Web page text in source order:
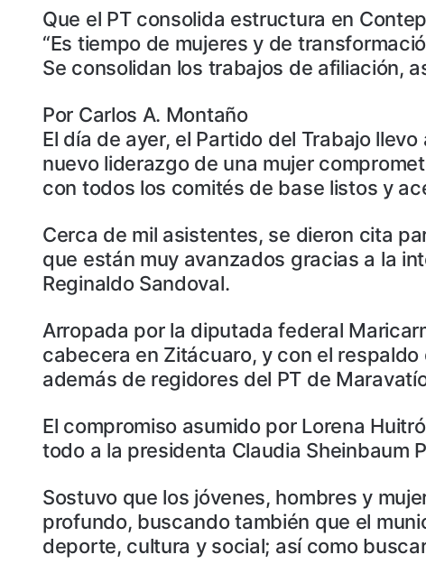
Que el PT consolida estructura en
“Es tiempo de mujeres y de
Se consolidan los trabajos de afiliación,
Por Carlos A. Montaño
El día de ayer, el Partido del Trabajo
nuevo liderazgo de una mujer
con todos los comités de base listos y
Cerca de mil asistentes, se dieron cita
que están muy avanzados gracias a la
Reginaldo Sandoval.
Arropada por la diputada federal
cabecera en Zitácuaro, y con el
además de regidores del PT de
El compromiso asumido por Lorena
todo a la presidenta Claudia Sheinbaum
Sostuvo que los jóvenes, hombres y
profundo, buscando también que el
deporte, cultura y social; así como